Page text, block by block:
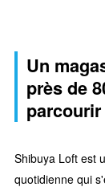
Un
près de
parcourir
Shibuya Loft est
quotidienne qui